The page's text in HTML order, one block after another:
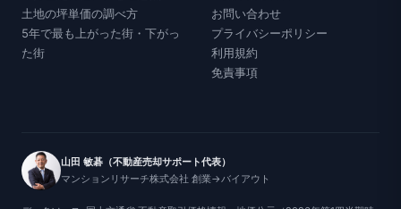
土地の坪単価の調べ方
5年で最も上がった街・下がっ
た街
お問い合わせ
プライバシーポリシー
利用規約
免責事項
山田 敏碁（不動産売却サポート代表）
マンションリサーチ株式会社 創業→バイアウト